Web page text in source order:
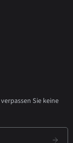
Sie keine